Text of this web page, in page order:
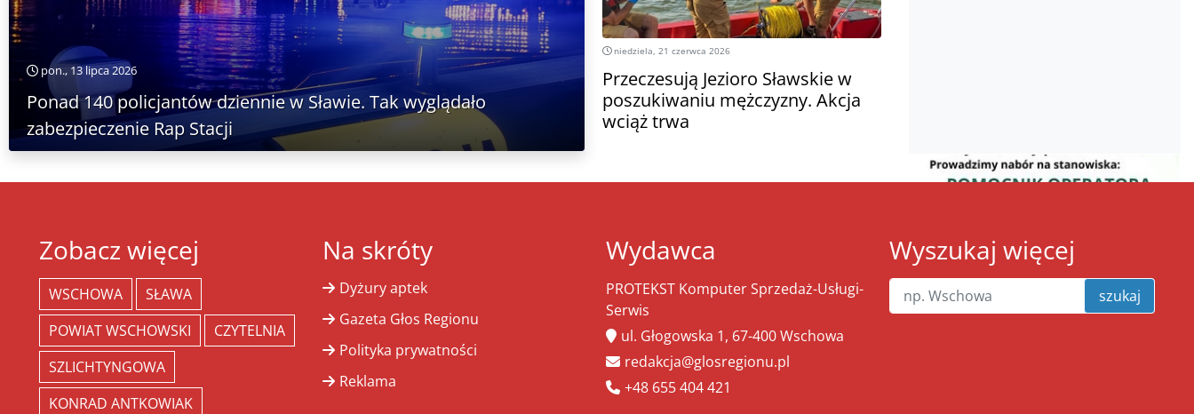
pon., 13 lipca 2026
Ponad 140 policjantów dziennie w Sławie. Tak wyglądało
zabezpieczenie Rap Stacji
niedziela, 21 czerwca 2026
Przeczesują Jezioro Sławskie w
poszukiwaniu mężczyzny. Akcja
wciąż trwa
Zobacz więcej
WSCHOWA
SŁAWA
POWIAT WSCHOWSKI
CZYTELNIA
SZLICHTYNGOWA
KONRAD ANTKOWIAK
Na skróty
Dyżury aptek
Gazeta Głos Regionu
Polityka prywatności
Reklama
Wydawca
PROTEKST Komputer Sprzedaż-Usługi-
Serwis
ul. Głogowska 1, 67-400 Wschowa
redakcja@glosregionu.pl
+48 655 404 421
Wyszukaj więcej
szukaj